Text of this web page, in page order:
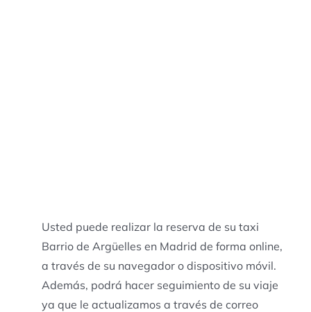
Usted puede realizar la reserva de su taxi
Barrio de Argüelles en Madrid de forma online,
a través de su navegador o dispositivo móvil.
Además, podrá hacer seguimiento de su viaje
ya que le actualizamos a través de correo